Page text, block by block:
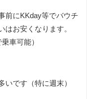
前にKKday等でバウチ
はお安くなります。
車可能）
です（特に週末）